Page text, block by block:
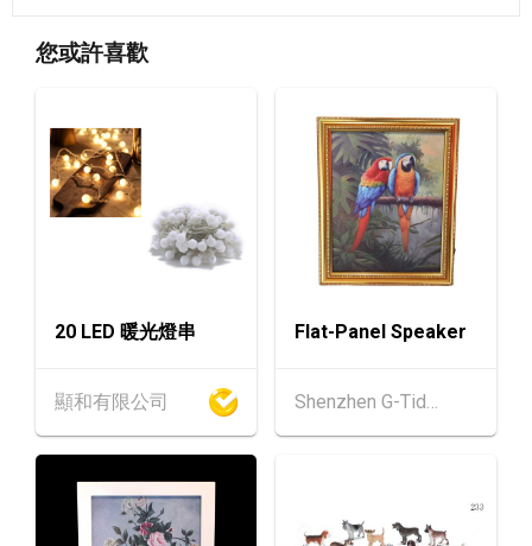
13-17
香港
香港貿發局美與健生活博覽 2026 (香港會議展
13-17
AUG
香港
13.08.2026 - 17.08.2026
香港貿發局家電‧家居‧博覽 2026 (香港會議展
覽中心)
香港
13.08.2026 - 15.08.2026
香港貿發局美食商貿博覽 2026 (香港會議展覽
13-15
香港
13.08.2026 - 15.08.2026
13-17
香港
13.08.2026 - 17.08.2026
25-27
中國內地
25.08.2026 - 27.08.2026
您或許喜歡
20 LED 暖光燈串
顯和有限公司
Flat-Panel Speaker
Shenzhen G-Tide Techonology Co Ltd